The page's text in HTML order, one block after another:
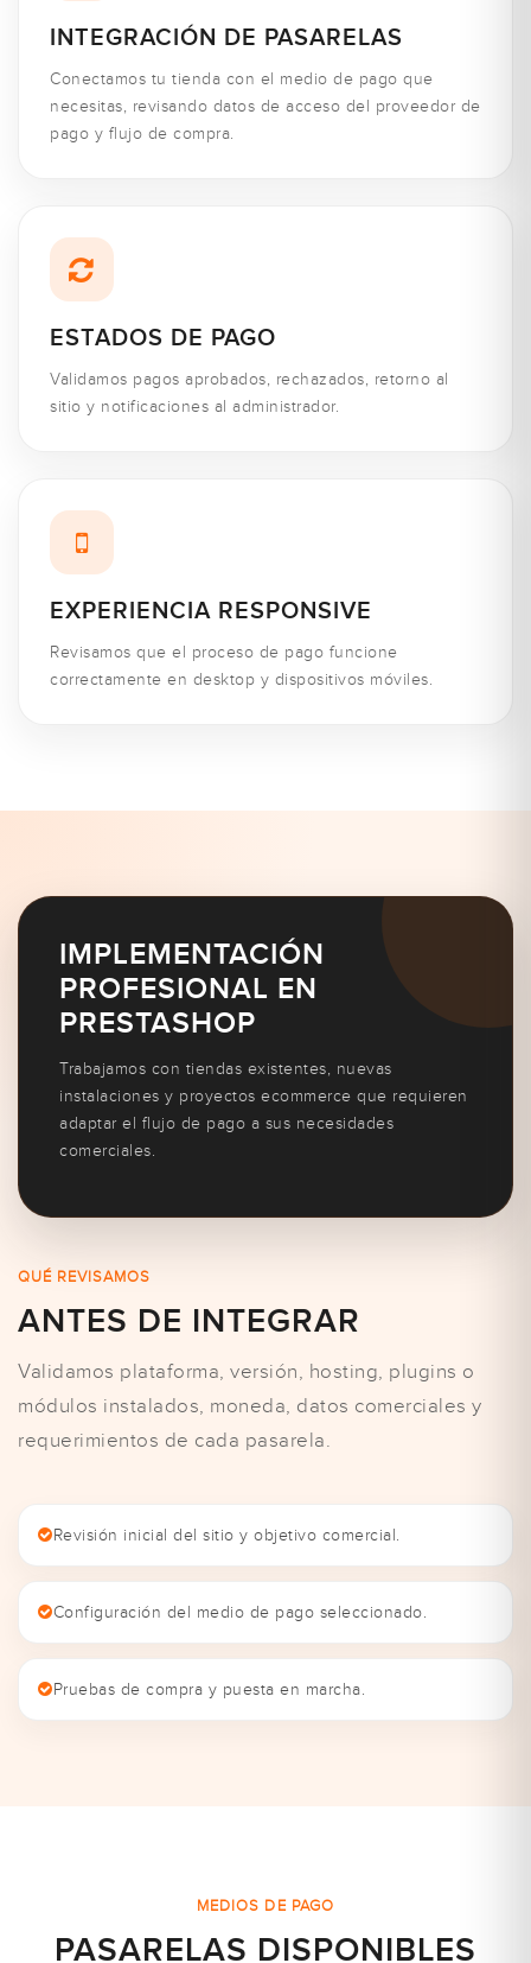
INTEGRACIÓN DE PASARELAS
Conectamos tu tienda con el medio de pago que
necesitas, revisando datos de acceso del proveedor de
pago y flujo de compra.
ESTADOS DE PAGO
Validamos pagos aprobados, rechazados, retorno al
sitio y notificaciones al administrador.
EXPERIENCIA RESPONSIVE
Revisamos que el proceso de pago funcione
correctamente en desktop y dispositivos móviles.
IMPLEMENTACIÓN
PROFESIONAL EN
PRESTASHOP
Trabajamos con tiendas existentes, nuevas
instalaciones y proyectos ecommerce que requieren
adaptar el flujo de pago a sus necesidades
comerciales.
QUÉ REVISAMOS
ANTES DE INTEGRAR
Validamos plataforma, versión, hosting, plugins o
módulos instalados, moneda, datos comerciales y
requerimientos de cada pasarela.
Revisión inicial del sitio y objetivo comercial.
Configuración del medio de pago seleccionado.
Pruebas de compra y puesta en marcha.
MEDIOS DE PAGO
PASARELAS DISPONIBLES